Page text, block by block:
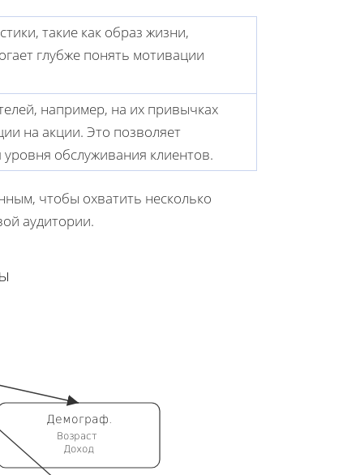
такие как образ жизни,
глубже понять мотивации
например, на их привычках
на акции. Это позволяет
обслуживания клиентов.
чтобы охватить несколько
аудитории.
Демограф.
Возраст
Доход